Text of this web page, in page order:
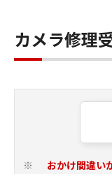
カメラ修理
※
おかけ間違い